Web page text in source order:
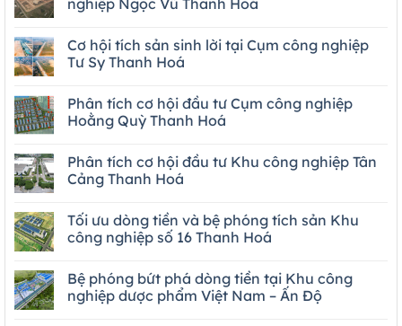
Cơ hội tích sản sinh lời tại Cụm công nghiệp
Tư Sy Thanh Hoá
Phân tích cơ hội đầu tư Cụm công nghiệp
Hoằng Quỳ Thanh Hoá
Phân tích cơ hội đầu tư Khu công nghiệp Tân
Cảng Thanh Hoá
Tối ưu dòng tiền và bệ phóng tích sản Khu
công nghiệp số 16 Thanh Hoá
Bệ phóng bứt phá dòng tiền tại Khu công
nghiệp dược phẩm Việt Nam – Ấn Độ